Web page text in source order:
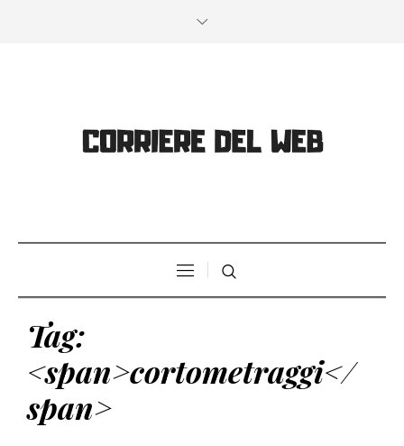
Tag:
<span>cortometraggi</
span>